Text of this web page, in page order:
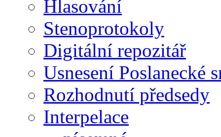
Hlasování
Stenoprotokoly
Digitální repozitář
Usnesení Poslanecké
Rozhodnutí předsedy
Interpelace